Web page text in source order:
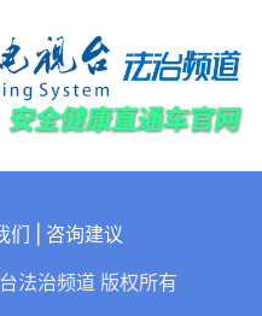
们
咨询建议
法治频道 版权所有